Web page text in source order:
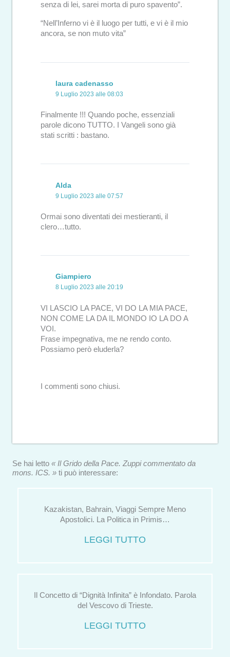
senza di lei, sarei morta di puro spavento”.
“Nell’Inferno vi è il luogo per tutti, e vi è il mio
ancora, se non muto vita”
laura cadenasso
9 Luglio 2023 alle 08:03
Finalmente !!! Quando poche, essenziali
parole dicono TUTTO. I Vangeli sono già
stati scritti : bastano.
Alda
9 Luglio 2023 alle 07:57
Ormai sono diventati dei mestieranti, il
clero…tutto.
Giampiero
8 Luglio 2023 alle 20:19
VI LASCIO LA PACE, VI DO LA MIA PACE,
NON COME LA DA IL MONDO IO LA DO A
VOI.
Frase impegnativa, me ne rendo conto.
Possiamo però eluderla?
I commenti sono chiusi.
Se hai letto « Il Grido della Pace. Zuppi commentato da
mons. ICS. » ti può interessare:
Kazakistan, Bahrain, Viaggi Sempre Meno
Apostolici. La Politica in Primis…
LEGGI TUTTO
Il Concetto di “Dignità Infinita” è Infondato. Parola
del Vescovo di Trieste.
LEGGI TUTTO